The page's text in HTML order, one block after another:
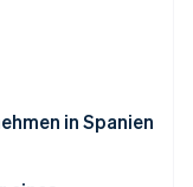
in Spanien